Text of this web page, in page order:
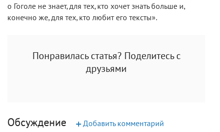
о Гоголе не знает, для тех, кто хочет знать больше и,
конечно же, для тех, кто любит его тексты».
Понравилась статья? Поделитесь с
друзьями
Обсуждение +Добавить комментарий